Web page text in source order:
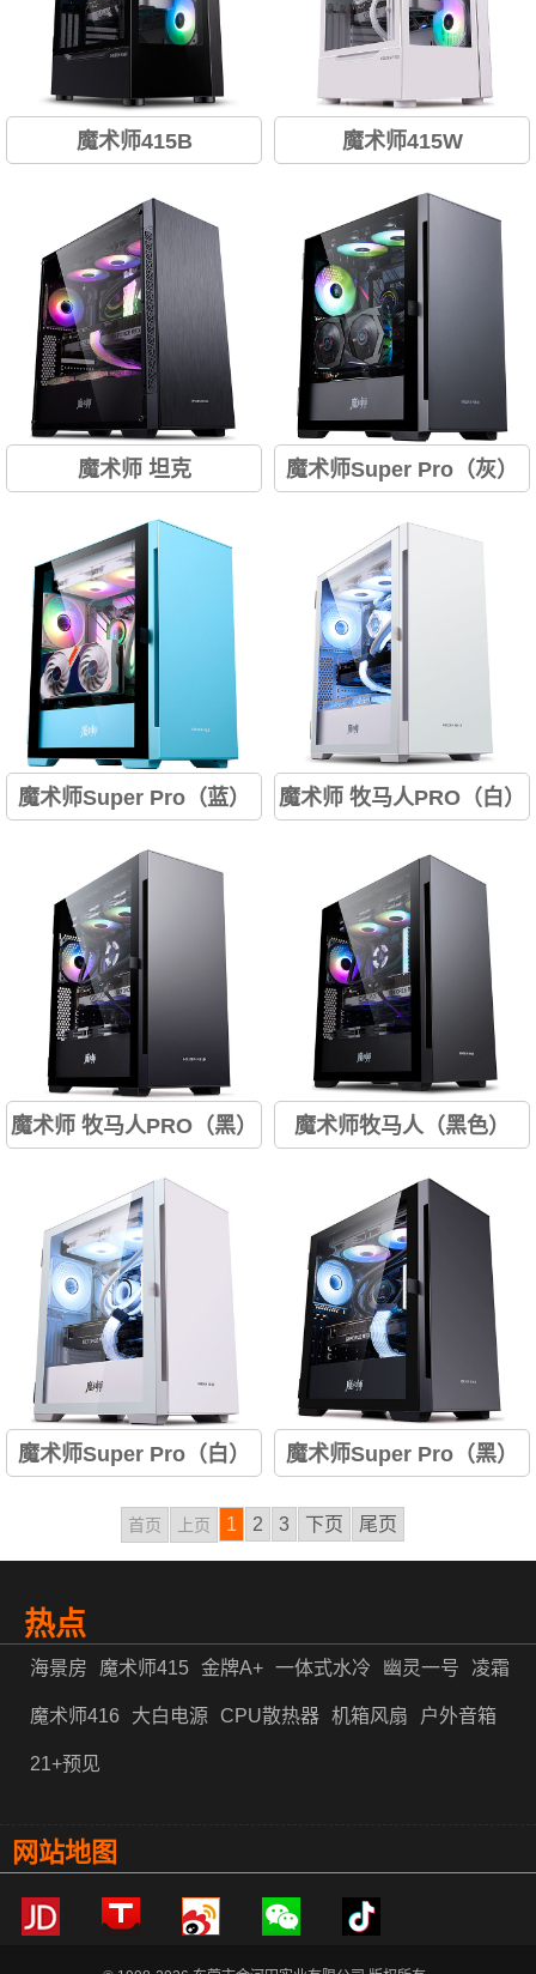
魔术师415B
制装饰条； 支持E-ATX主板 侧
翻磁吸门； 支持360水冷；...
魔术师415W
制装饰条； 支持E-ATX主板 侧
翻磁吸门； 支持360水冷；...
魔术师 坦克
板； 全景大侧透； 9风扇位；
垂直风道； 兼容ATX、M-
ATX、IT...
魔术师Super Pro（灰）
360水冷排位； 支持M-ATX、
ITX； 自带竖装卡槽； 后置提
手；...
魔术师Super Pro（蓝）
360水冷排位； 支持M-ATX、
ITX； 自带竖装卡槽； 后置提
手；...
魔术师 牧马人PRO（白）
拆装面板； 兼容ATX、M-
ATX、ITX主板； 磁吸侧翻门；
9风扇位...
魔术师 牧马人PRO（黑）
拆装面板； 兼容ATX、M-
ATX、ITX主板； 磁吸侧翻门；
9风扇位...
魔术师牧马人（黑色）
ATX/ITX主板； 全景无孔滑玻；
9风扇位； 垂直风道；...
魔术师Super Pro（白）
360水冷排位； 支持M-ATX、
ITX； 自带竖装卡槽； 后置提
魔术师Super Pro（黑）
360水冷排位； 支持M-ATX、
ITX； 自带竖装卡槽； 后置提
首页 上页 1 2 3 下页 尾页
热点
海景房 魔术师415 金牌A+ 一体式水冷 幽灵一号 凌霜
魔术师416 大白电源 CPU散热器 机箱风扇 户外音箱
21+预见
网站地图